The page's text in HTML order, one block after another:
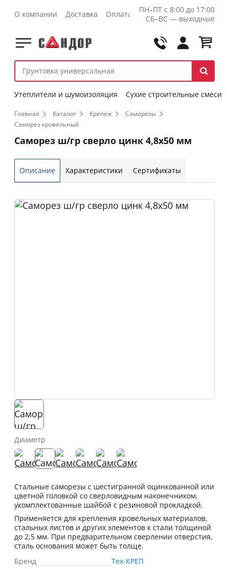
О компании Доставка Оплата Контакты Оптовикам
ПН–ПТ с 8:00 до 17:00
СБ–ВС — выходные
Утеплители и шумоизоляция Сухие строительные смеси
Главная Каталог Крепеж
Саморезы
Саморез кровельный
Саморез ш/гр сверло цинк 4,8х50 мм
Описание Характеристики Сертификаты
Диаметр
Стальные саморезы с шестигранной оцинкованной или
цветной головкой со сверловидным наконечником,
укомплектованные шайбой с резиновой прокладкой.
Применяется для крепления кровельных материалов,
стальных листов и других элементов к стали толщиной
до 2,5 мм. При предварительном сверлении отверстия,
сталь основания может быть толще.
Бренд
Тех-КРЕП